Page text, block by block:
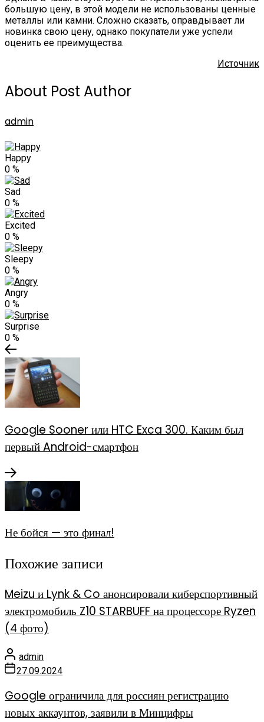
большую цену, в этой модели не использованы ценные
металлы или камни. Сложно сказать, оправдывает ли
новинка свою цену, однако покупатели уже успели
оценить ее преимущества.
Источник
About Post Author
admin
Happy
0 %
Sad
0 %
Excited
0 %
Sleepy
0 %
Angry
0 %
Surprise
0 %
Google Sooner или HTC Exca 300. Каким был
первый Android-смартфон
Не бойся — это финал!
Похожие записи
Meizu и Lynk & Co анонсировали киберспортивный
электромобиль Z10 STARBUFF на процессоре Ryzen
(4 фото)
admin
27.09.2024
Google ограничила для россиян регистрацию
новых аккаунтов, заявили в Минцифры